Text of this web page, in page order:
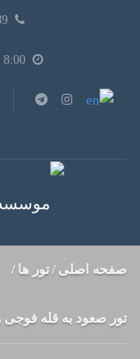
8:00 - alvaresgasht.ir@gmail.com 24:00
صفحه اصلی تور ها
تور صعود به قله